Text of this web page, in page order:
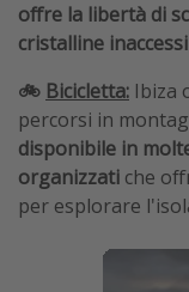
offre la libertà di
cristalline
🚲 Bicicletta: Ibiza
percorsi in
disponibile in
organizzati che
per esplorare